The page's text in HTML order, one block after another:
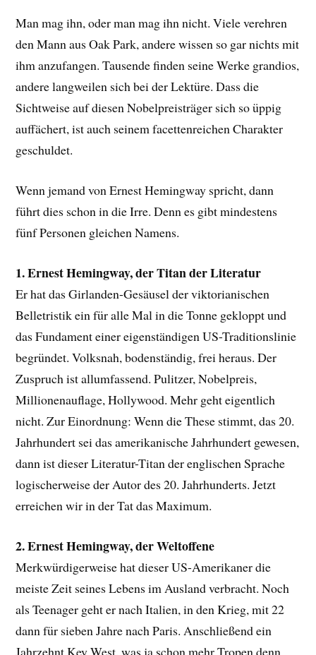
Man mag ihn, oder man mag ihn nicht. Viele verehren
den Mann aus Oak Park, andere wissen so gar nichts mit
ihm anzufangen. Tausende finden seine Werke grandios,
andere langweilen sich bei der Lektüre. Dass die
Sichtweise auf diesen Nobelpreisträger sich so üppig
auffächert, ist auch seinem facettenreichen Charakter
geschuldet.
Wenn jemand von Ernest Hemingway spricht, dann
führt dies schon in die Irre. Denn es gibt mindestens
fünf Personen gleichen Namens.
1. Ernest Hemingway, der Titan der Literatur
Er hat das Girlanden-Gesäusel der viktorianischen
Belletristik ein für alle Mal in die Tonne gekloppt und
das Fundament einer eigenständigen US-Traditionslinie
begründet. Volksnah, bodenständig, frei heraus. Der
Zuspruch ist allumfassend. Pulitzer, Nobelpreis,
Millionenauflage, Hollywood. Mehr geht eigentlich
nicht. Zur Einordnung: Wenn die These stimmt, das 20.
Jahrhundert sei das amerikanische Jahrhundert gewesen,
dann ist dieser Literatur-Titan der englischen Sprache
logischerweise der Autor des 20. Jahrhunderts. Jetzt
erreichen wir in der Tat das Maximum.
2. Ernest Hemingway, der Weltoffene
Merkwürdigerweise hat dieser US-Amerikaner die
meiste Zeit seines Lebens im Ausland verbracht. Noch
als Teenager geht er nach Italien, in den Krieg, mit 22
dann für sieben Jahre nach Paris. Anschließend ein
Jahrzehnt Key West, was ja schon mehr Tropen denn